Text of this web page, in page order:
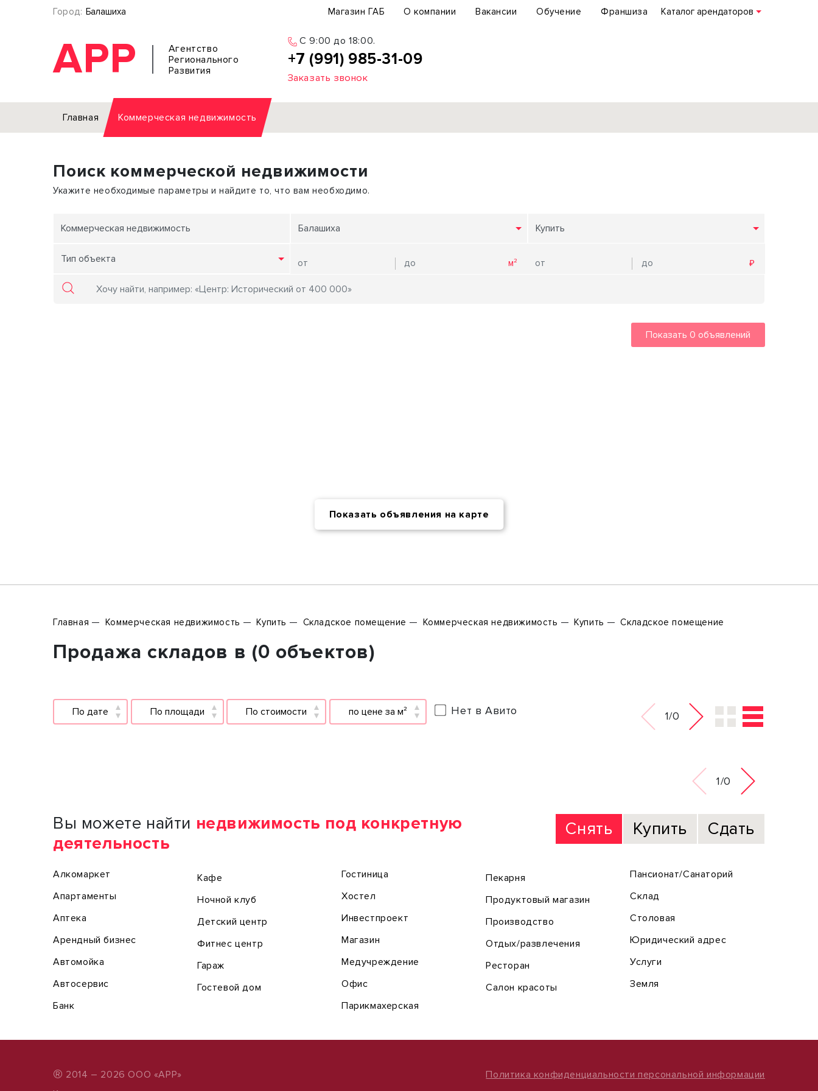
Город: Балашиха Магазин ГАБ О компании Вакансии Обучение Франшиза Каталог арендаторов
АРР
Агентство
Регионального
Развития
C 9:00 до 18:00.
+7 (991) 985-31-09
Заказать звонок
Главная Коммерческая недвижимость
Офис
Торговое помещение
Склад
Земельный участок
Отдельное здание
Бизнес-центр
Поиск коммерческой недвижимости
Укажите необходимые параметры и найдите то, что вам необходимо.
Коммерческая недвижимость Балашиха Купить
Тип объекта
Показать 0 объявлений
Показать объявления на карте
Главная Коммерческая недвижимость Купить Складское помещение Коммерческая недвижимость Купить Складское помещение
Продажа складов в (0 объектов)
По дате По площади По стоимости по цене за м² Нет в Авито 1/0
1/0
Вы можете найти недвижимость под конкретную
деятельность
Снять Купить Сдать
Алкомаркет
Апартаменты
Аптека
Арендный бизнес
Автомойка
Автосервис
Банк
Кафе
Ночной клуб
Детский центр
Фитнес центр
Гараж
Гостевой дом
Гостиница
Хостел
Инвестпроект
Магазин
Медучреждение
Офис
Парикмахерская
Пекарня
Продуктовый магазин
Производство
Отдых/развлечения
Ресторан
Салон красоты
Пансионат/Санаторий
Склад
Столовая
Юридический адрес
Услуги
Земля
® 2014 – 2026 ООО «АРР»
Политика конфиденциальности персональной информации